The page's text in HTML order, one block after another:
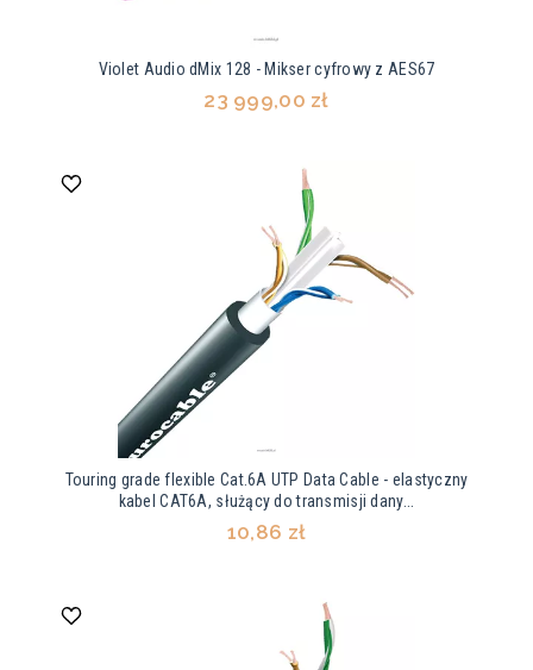
Violet Audio dMix 128 - Mikser cyfrowy z AES67
23 999,00 zł
Touring grade flexible Cat.6A UTP Data Cable - elastyczny
kabel CAT6A, służący do transmisji dany...
10,86 zł